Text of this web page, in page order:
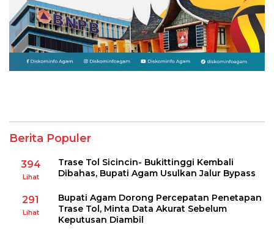
Berita Populer
394
Lihat
Trase Tol Sicincin- Bukittinggi Kembali
Dibahas, Bupati Agam Usulkan Jalur Bypass
291
Lihat
Bupati Agam Dorong Percepatan Penetapan
Trase Tol, Minta Data Akurat Sebelum
Keputusan Diambil